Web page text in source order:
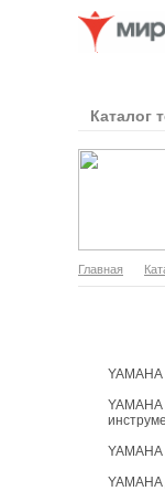
Каталог
Главная